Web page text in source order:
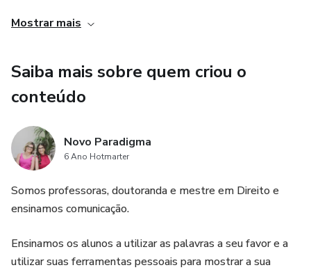
de forma individualizada com você, identificando suas áreas
aprimorar sua comunicação.
sessões de mentoria, você terá suporte contínuo das
mentoras ao longo do processo. Elas estarão disponíveis
para tirar dúvidas, fornecer feedback e acompanhar seu
progresso. Esse suporte adicional garantirá que você esteja
sempre motivado e engajado em seu desenvolvimento de
Mostrar mais
Saiba mais sobre quem criou o
conteúdo
Novo Paradigma
6 Ano Hotmarter
Somos professoras, doutoranda e mestre em Direito e
ensinamos comunicação.
Ensinamos os alunos a utilizar as palavras a seu favor e a
utilizar suas ferramentas pessoais para mostrar a sua